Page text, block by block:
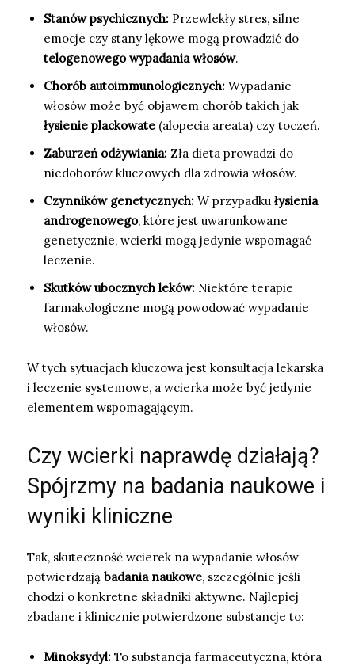
Stanów psychicznych: Przewlekły stres, silne
emocje czy stany lękowe mogą prowadzić do
telogenowego wypadania włosów.
Chorób autoimmunologicznych: Wypadanie
włosów może być objawem chorób takich jak
łysienie plackowate (alopecia areata) czy toczeń.
Zaburzeń odżywiania: Zła dieta prowadzi do
niedoborów kluczowych dla zdrowia włosów.
Czynników genetycznych: W przypadku łysienia
androgenowego, które jest uwarunkowane
genetycznie, wcierki mogą jedynie wspomagać
leczenie.
Skutków ubocznych leków: Niektóre terapie
farmakologiczne mogą powodować wypadanie
włosów.
W tych sytuacjach kluczowa jest konsultacja lekarska
i leczenie systemowe, a wcierka może być jedynie
elementem wspomagającym.
Czy wcierki naprawdę działają?
Spójrzmy na badania naukowe i
wyniki kliniczne
Tak, skuteczność wcierek na wypadanie włosów
potwierdzają badania naukowe, szczególnie jeśli
chodzi o konkretne składniki aktywne. Najlepiej
zbadane i klinicznie potwierdzone substancje to:
Minoksydyl: To substancja farmaceutyczna, która